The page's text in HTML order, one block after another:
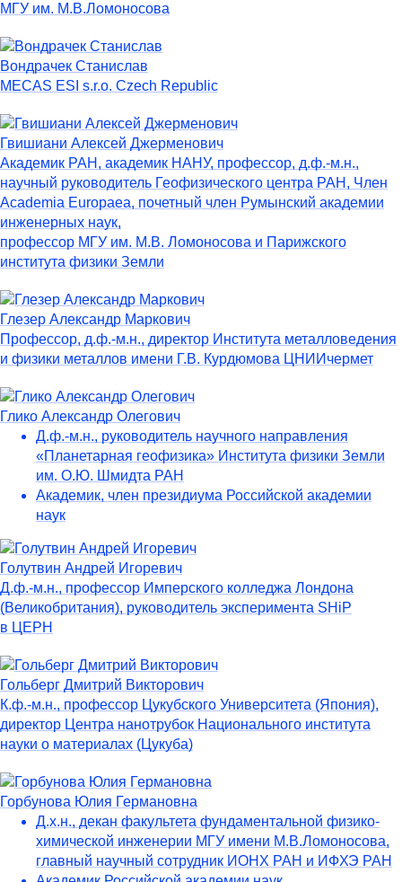
МГУ им. М.В.Ломоносова
Вондрачек Станислав
MECAS ESI s.r.o. Czech Republic
Гвишиани Алексей Джерменович
Академик РАН, академик НАНУ, профессор, д.ф.-м.н.,
научный руководитель Геофизического центра РАН, Член
Academia Europaea, почетный член Румынский академии
инженерных наук,
профессор МГУ им. М.В. Ломоносова и Парижского
института физики Земли
Глезер Александр Маркович
Профессор, д.ф.-м.н., директор Института металловедения
и физики металлов имени Г.В. Курдюмова ЦНИИчермет
Глико Александр Олегович
Д.ф.-м.н., руководитель научного направления
«Планетарная геофизика» Института физики Земли
им. О.Ю. Шмидта РАН
Академик, член президиума Российской академии
наук
Голутвин Андрей Игоревич
Д.ф.-м.н., профессор Имперского колледжа Лондона
(Великобритания), руководитель эксперимента SHiP
в ЦЕРН
Гольберг Дмитрий Викторович
К.ф.-м.н., профессор Цукубского Университета (Япония),
директор Центра нанотрубок Национального института
науки о материалах (Цукуба)
Горбунова Юлия Германовна
Д.х.н., декан факультета фундаментальной физико-
химической инженерии МГУ имени М.В.Ломоносова,
главный научный сотрудник ИОНХ РАН и ИФХЭ РАН